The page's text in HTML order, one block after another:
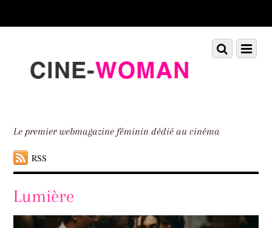
down
Le premier webmagazine féminin dédié au cinéma
RSS
Menu
Scroll
down
Lumière